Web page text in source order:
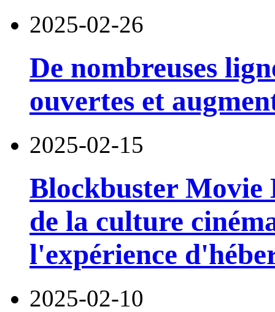
2025-02-26
De nombreuses
ouvertes et
2025-02-15
Blockbuster Movie
de la culture
l'expérience
2025-02-10